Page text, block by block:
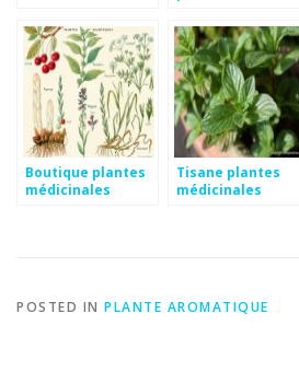
Boutique plantes
médicinales
Tisane plantes
médicinales
POSTED IN PLANTE AROMATIQUE